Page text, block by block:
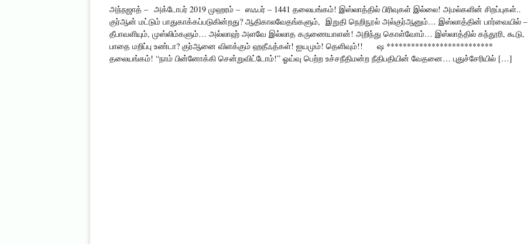
அந்நஜாத் – அக்டோபர் 2019 முஹரம் – ஸஃபர் – 1441 தலையங்கம்! இஸ்லாத்தில் பிரிவுகள் இல்லை! அமல்களின் சிறப்புகள்..
குர்ஆன் மட்டும் பாதுகாக்கப்படுகின்றது? ஆதிகாலவேதங்களும், இறுதி நெறிநூல் அல்குர்ஆனும்… இஸ்லாத்தின் பார்வையில் –
தீபாவளியும், முஸ்லிம்களும்… அல்லாஹ் அளவே இல்லாத கருணையாளன்! அறிந்து கொள்வோம்… இஸ்லாத்தில் கந்தூரி, கூடு,
பாதை மறிப்பு உண்டா? குர்ஆனை விளக்கும் ஹதீஃத்கள்! ஐயமும்! தெளிவும்!! ஷ **************************
தலையங்கம்! “நாம் பின்னோக்கி சென்றுவிட்டோம்!” ஓய்வு பெற்ற உச்சநீதிமன்ற நீதிபதியின் வேதனை… புதுச்சேரியில் […]